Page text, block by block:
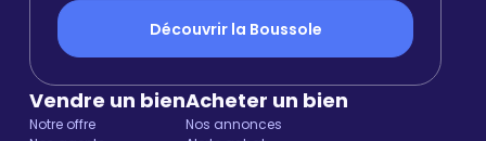
Découvrir la Boussole
Vendre un bien
Notre offre
Acheter un bien
Nos annonces